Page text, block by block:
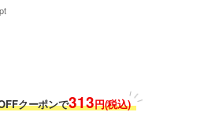
pt
クーポンで313円(税込)